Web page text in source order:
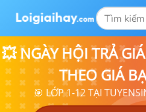
💥 NGÀY HỘI TRẢ
THEO GIÁ
🎯 LỚP 1-12 TẠI